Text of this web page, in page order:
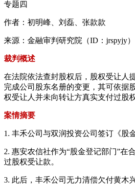
专题四
作者：初明峰、刘磊、张款款
来源：金融审判研究院（ID：jrspyjy）
裁判概述
在法院依法查封股权后，股权受让人
完成公司股东名册的变更，其可依据
权受让人并未向转让方真实支付过股
案情摘要
1. 丰禾公司与双润投资公司签订《股
2. 惠安农信社作为“股金登记部门”
过股权受让款。
3. 此后，丰禾公司无力清偿欠付黄木